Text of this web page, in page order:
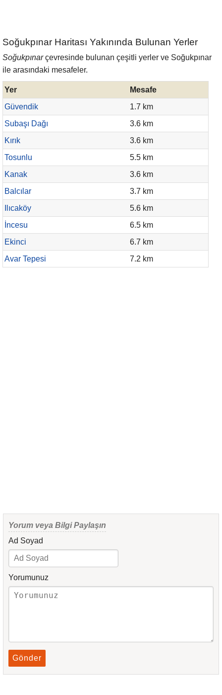
Soğukpınar Haritası Yakınında Bulunan Yerler
Soğukpınarçevresinde bulunan çeşitli yerler ve Soğukpınar
ile arasındaki mesafeler.
Yer
Mesafe
Güvendik
1.7 km
Subaşı Dağı
3.6 km
Kırık
3.6 km
Tosunlu
5.5 km
Kanak
3.6 km
Balcılar
3.7 km
Ilıcaköy
5.6 km
İncesu
6.5 km
Ekinci
6.7 km
Avar Tepesi
7.2 km
Yorum veya Bilgi Paylaşın
Ad Soyad
Yorumunuz
Gönder